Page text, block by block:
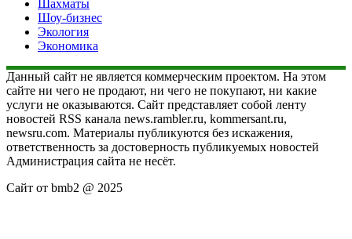
Шахматы
Шоу-бизнес
Экология
Экономика
Данный сайт не является коммерческим проектом. На этом
сайте ни чего не продают, ни чего не покупают, ни какие
услуги не оказываются. Сайт представляет собой ленту
новостей RSS канала news.rambler.ru, kommersant.ru,
newsru.com. Материалы публикуются без искажения,
ответственность за достоверность публикуемых новостей
Администрация сайта не несёт.
Сайт от bmb2 @ 2025